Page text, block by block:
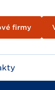
firmy